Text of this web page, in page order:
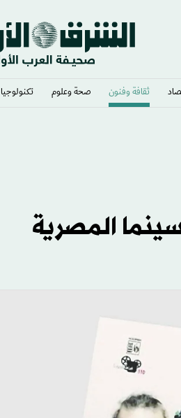
ثقافة وفنون صحة وعلوم تكنولوجيا
المصرية